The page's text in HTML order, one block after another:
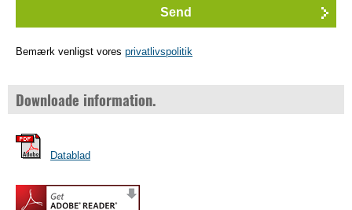
Bemærk venligst vores privatlivspolitik
Downloade information.
Datablad